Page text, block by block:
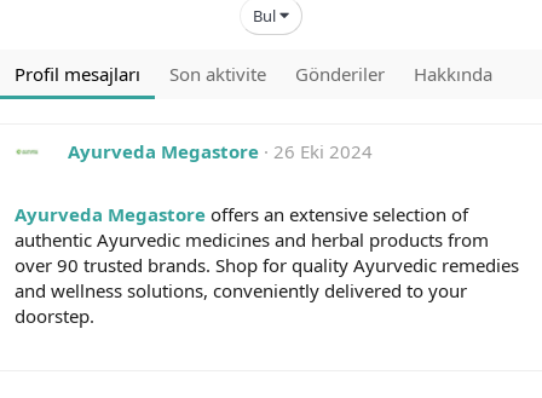
Bul
Profil mesajları Son aktivite Gönderiler Hakkında
Ayurveda Megastore 26 Eki 2024
Ayurveda Megastore offers an extensive selection of
authentic Ayurvedic medicines and herbal products from
over 90 trusted brands. Shop for quality Ayurvedic remedies
and wellness solutions, conveniently delivered to your
doorstep.